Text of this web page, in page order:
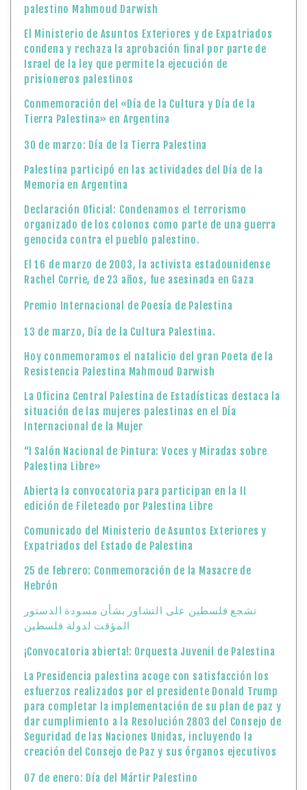
palestino Mahmoud Darwish
El Ministerio de Asuntos Exteriores y de Expatriados
condena y rechaza la aprobación final por parte de
Israel de la ley que permite la ejecución de
prisioneros palestinos
Conmemoración del «Día de la Cultura y Día de la
Tierra Palestina» en Argentina
30 de marzo: Día de la Tierra Palestina
Palestina participó en las actividades del Día de la
Memoria en Argentina
Declaración Oficial: Condenamos el terrorismo
organizado de los colonos como parte de una guerra
genocida contra el pueblo palestino.
El 16 de marzo de 2003, la activista estadounidense
Rachel Corrie, de 23 años, fue asesinada en Gaza
Premio Internacional de Poesía de Palestina
13 de marzo, Día de la Cultura Palestina.
Hoy conmemoramos el natalicio del gran Poeta de la
Resistencia Palestina Mahmoud Darwish
La Oficina Central Palestina de Estadísticas destaca la
situación de las mujeres palestinas en el Día
Internacional de la Mujer
“I Salón Nacional de Pintura: Voces y Miradas sobre
Palestina Libre»
Abierta la convocatoria para participan en la II
edición de Fileteado por Palestina Libre
Comunicado del Ministerio de Asuntos Exteriores y
Expatriados del Estado de Palestina
25 de febrero: Conmemoración de la Masacre de
Hebrón
تشجع فلسطين على التشاور بشأن مسودة الدستور
المؤقت لدولة فلسطين
¡Convocatoria abierta!: Orquesta Juvenil de Palestina
La Presidencia palestina acoge con satisfacción los
esfuerzos realizados por el presidente Donald Trump
para completar la implementación de su plan de paz y
dar cumplimiento a la Resolución 2803 del Consejo de
Seguridad de las Naciones Unidas, incluyendo la
creación del Consejo de Paz y sus órganos ejecutivos
07 de enero: Día del Mártir Palestino